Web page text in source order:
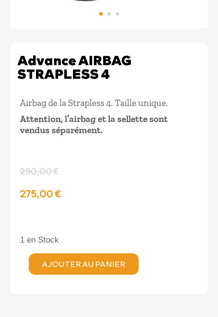
Advance AIRBAG
STRAPLESS 4
Airbag de la Strapless 4. Taille unique.
Attention, l’airbag et la sellette sont
vendus séparément.
290,00€
Le
initial
était :
275,00€Le
est :
1 en Stock
quantitéAJOUTER AU PANIER